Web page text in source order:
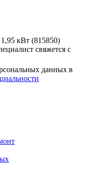
кВт (815850)
свяжется с
данных в